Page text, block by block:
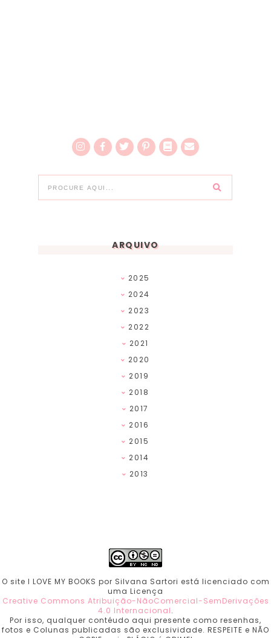
ARQUIVO
2025
2024
2023
2022
2021
2020
2019
2018
2017
2016
2015
2014
2013
O site I LOVE MY BOOKS por Silvana Sartori está licenciado com
uma Licença
Creative Commons Atribuição-NãoComercial-SemDerivações
4.0 Internacional.
Por isso, qualquer contéudo aqui presente como resenhas,
fotos e Colunas publicadas são exclusividade. RESPEITE e NÃO